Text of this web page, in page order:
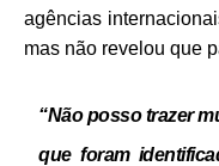
agências
mas não revelou que
“Não posso trazer
que foram